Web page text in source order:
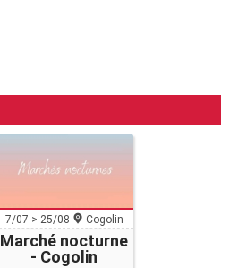
7/07 > 25/08 Cogolin
Marché nocturne
- Cogolin